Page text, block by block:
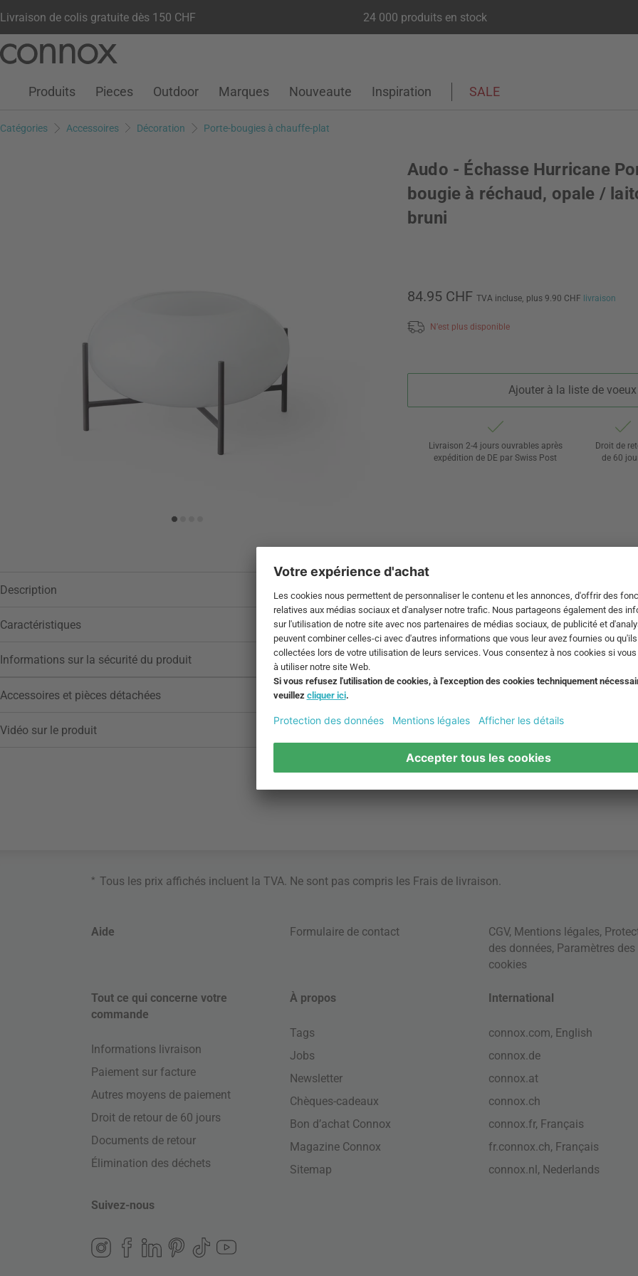
Livraison de colis gratuite dès 150 CHF 24 000 produits en stock
contenu
Votre compteListe de souhaits
Warenkorb
Produits Pieces Outdoor Marques Nouveaute Inspiration SALE
Catégories Accessoires Décoration Porte-bougies à chauffe-plat
Audo - Échasse Hurricane
bougie à réchaud, opale /
bruni
84.95 CHF TVA incluse, plus 9.90 CHF livraison
N’est plus disponible
Ajouter à la liste de voeux
Livraison 2-4 jours ouvrables après
expédition de DE par Swiss Post
Droit de
de 60
Description
Caractéristiques
Informations sur la sécurité du produit
Accessoires et pièces détachées
Vidéo sur le produit
* Tous les prix affichés incluent la TVA. Ne sont pas compris les Frais de livraison.
Aide Formulaire de contact CGV, Mentions légales,
des données, Paramètres des
cookies
Tout ce qui concerne votre
commande
Informations livraison
Paiement sur facture
Autres moyens de paiement
Droit de retour de 60 jours
Documents de retour
Élimination des déchets
À propos
Tags
Jobs
Newsletter
Chèques-cadeaux
Bon d’achat Connox
Magazine Connox
Sitemap
International
connox.com, English
connox.de
connox.at
connox.ch
connox.fr, Français
fr.connox.ch, Français
connox.nl, Nederlands
Suivez-nous